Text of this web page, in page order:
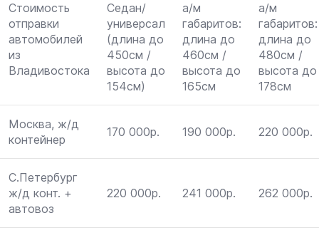
Стоимость
отправки
автомобилей
из
Владивостока
Седан/
универсал
(длина до
450см /
высота до
154см)
а/м
габаритов:
длина до
460см /
высота до
165см
а/м
габаритов:
длина до
480см /
высота до
178см
Москва, ж/д
контейнер
170 000р. 190 000р. 220 000р.
С.Петербург
ж/д конт. +
автовоз
220 000р. 241 000р. 262 000р.